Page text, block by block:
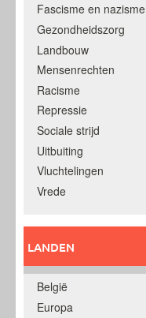
Fascisme en nazisme
Gezondheidszorg
Landbouw
Mensenrechten
Racisme
Repressie
Sociale strijd
Uitbuiting
Vluchtelingen
Vrede
LANDEN
België
Europa